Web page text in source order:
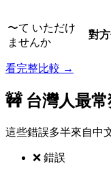
〜て いただけ
ませんか
對方
看完整比較 →
🚧 台灣人最
這些錯誤多半來自中
❌ 錯誤